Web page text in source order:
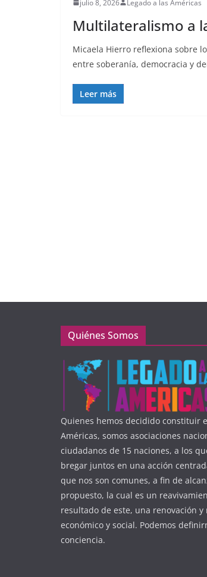
julio 8, 2026 Legado a las Américas
Multilateralismo a
Micaela Hierro reflexiona sobre
entre soberanía, democracia y
Leer más
Quiénes Somos
Quienes hemos decidido constituir
Américas, somos asociaciones
ciudadanos de 15 naciones, a los
bregar juntos en una acción
que nos son comunes, a fin de
propuesto, la cual es un
resultado de este, una renovación
económico y social. Podemos
conciencia.